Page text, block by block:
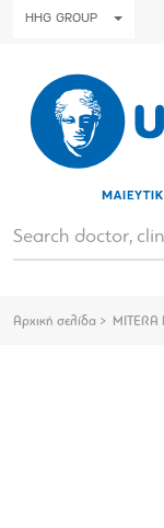
HHG GROUP
Αρχική σελίδα MITERA